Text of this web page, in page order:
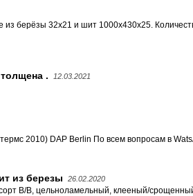
берёзы 32x21 и шит 1000х430х25.
. 12.03.2021
2010) DAP Berlin По всем вопросам в
из березы 26.02.2020
B/B, цельноламельный, клееный/